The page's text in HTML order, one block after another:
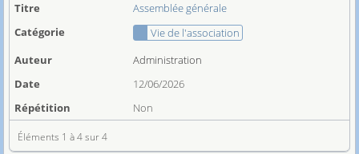
Assemblée générale
Vie de l'association
Administration
12/06/2026
Non
Éléments 1 à 4 sur 4